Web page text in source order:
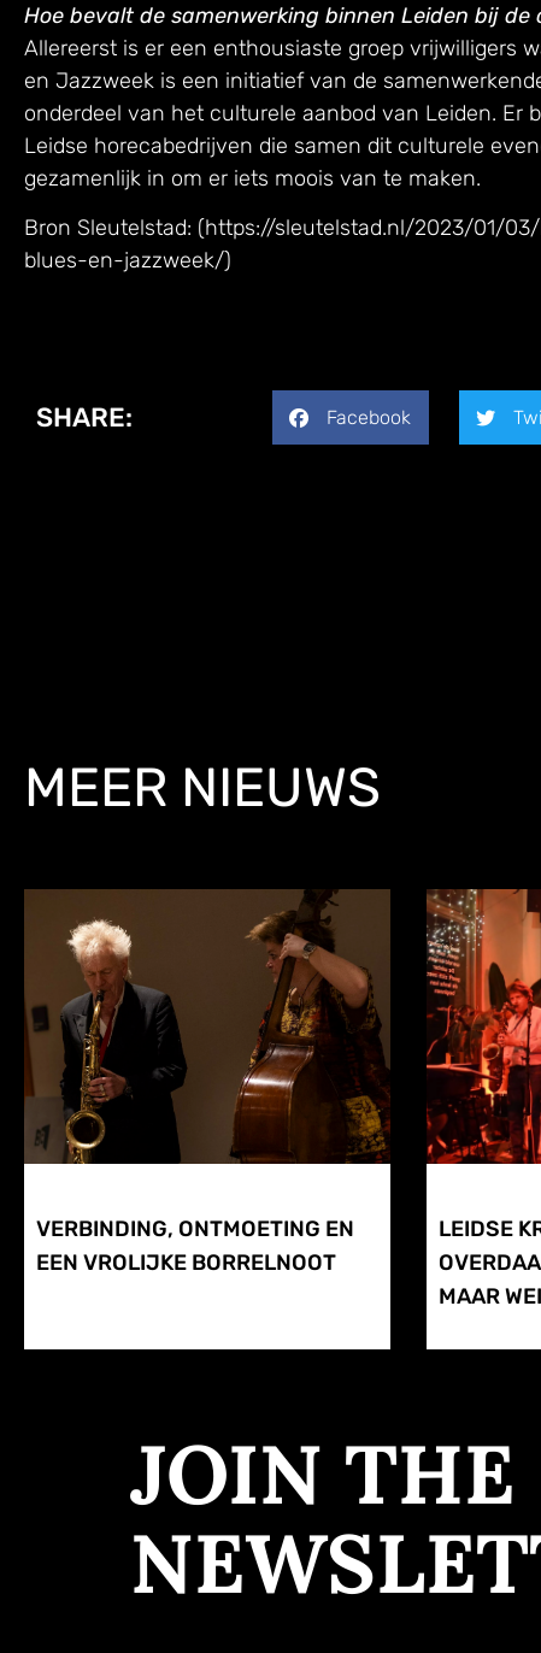
Hoe bevalt de samenwerking binnen Leiden bij
Allereerst is er een enthousiaste groep vrijwilligers
en Jazzweek is een initiatief van de
onderdeel van het culturele aanbod van Leiden. Er
Leidse horecabedrijven die samen dit culturele
gezamenlijk in om er iets moois van te maken.
Bron Sleutelstad: (https://sleutelstad.nl/2023/01/
blues-en-jazzweek/)
SHARE: Facebook
MEER NIEUWS
VERBINDING, ONTMOETING EN
EEN VROLIJKE BORRELNOOT
LEIDSE
MAAR
JOIN THE